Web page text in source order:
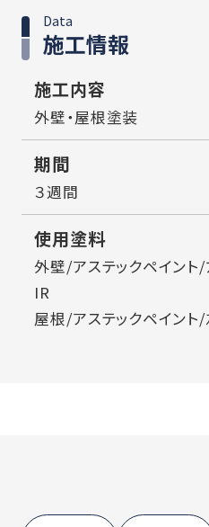
施工情報
Data
施工内容
外壁・屋根塗装
期間
３週間
使用塗料
外壁/アステックペイント
IR
屋根/アステックペイント/